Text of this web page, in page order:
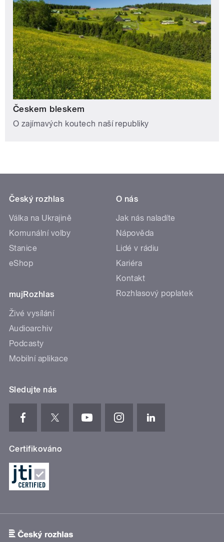
Českem bleskem
O zajímavých koutech naší republiky
Český rozhlas
Válka na Ukrajině
Komunální volby
Stanice
eShop
mujRozhlas
Živé vysílání
Audioarchiv
Podcasty
Mobilní aplikace
O nás
Jak nás naladíte
Nápověda
Lidé v rádiu
Kariéra
Kontakt
Rozhlasový poplatek
Sledujte nás
Certifikováno